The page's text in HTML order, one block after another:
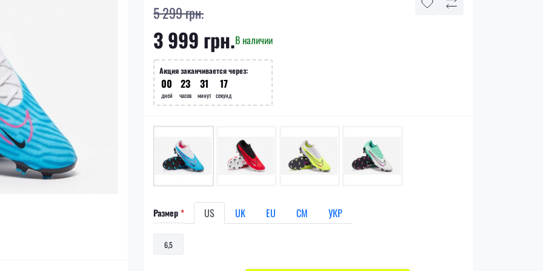
5 299 грн.
3 999 грн.В наличии
Акция заканчивается через:
00
дней
23
часов
31
минут
17
секунд
Размер* US UK EU СМ УКР
6,5